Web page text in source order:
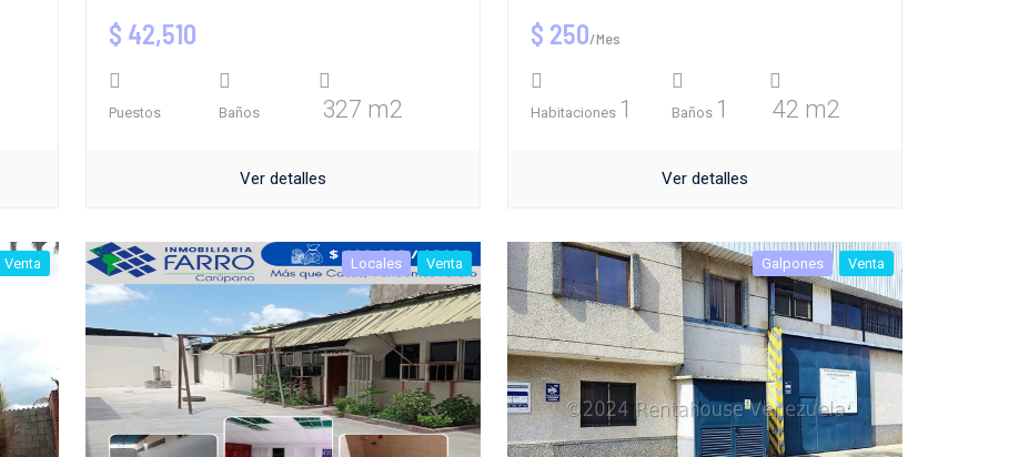
$ 42,510
Puestos Baños 327 m2
Ver detalles
$ 250/Mes
Habitaciones 1 Baños 1 42 m2
Ver detalles
Venta Locales Venta Galpones Venta